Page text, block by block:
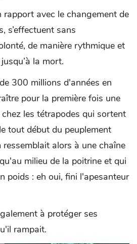
rapport avec le changement de
s’effectuent sans
de manière rythmique et
la mort.
300 millions d'années en
pour la première fois une
les tétrapodes qui sortent
tout début du peuplement
alors à une chaîne
milieu de la poitrine et qui
poids : eh oui, fini l'apesanteur
à protéger ses
rampait.